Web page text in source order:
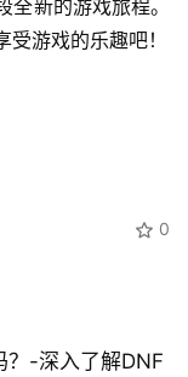
新的游戏旅程。
游戏的乐趣吧！
0
？-深入了解DNF